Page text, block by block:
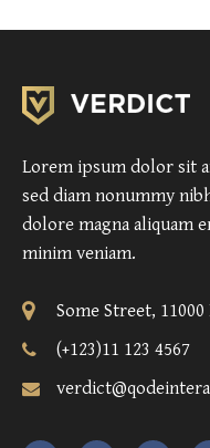
Lorem ipsum dolor sit
sed diam nonummy
dolore magna aliquam
minim veniam.
Some Street,
(+123)11 123 4567